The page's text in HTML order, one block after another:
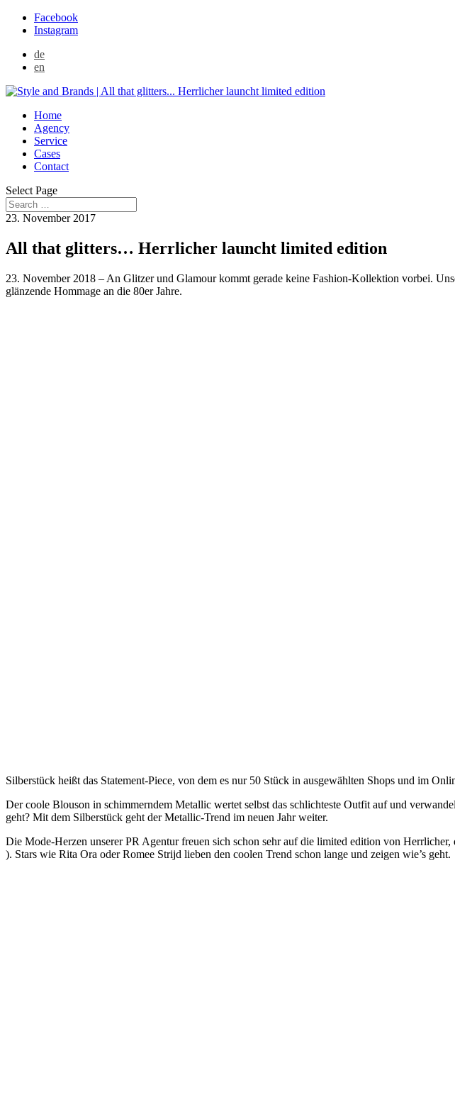
Facebook
Instagram
de
en
Home
Agency
Service
Cases
Contact
Select Page
23. November 2017
All that glitters… Herrlicher launcht limited edition
23. November 2018 – An Glitzer und Glamour kommt gerade keine Fashion-Kollektion vorbei.
glänzende Hommage an die 80er Jahre.
Silberstück heißt das Statement-Piece, von dem es nur 50 Stück in ausgewählten Shops und im
Der coole Blouson in schimmerndem Metallic wertet selbst das schlichteste Outfit auf und
geht? Mit dem Silberstück geht der Metallic-Trend im neuen Jahr weiter.
Die Mode-Herzen unserer PR Agentur freuen sich schon sehr auf die limited edition von
). Stars wie Rita Ora oder Romee Strijd lieben den coolen Trend schon lange und zeigen wie’s geht.